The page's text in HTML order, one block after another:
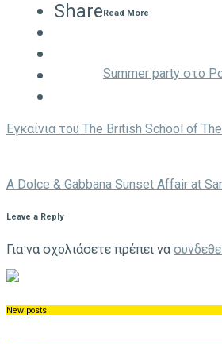
Share Read More
Summer party στο
Eγκαίνια του The British School of
A Dolce & Gabbana Sunset Affair at
Leave a Reply
Για να σχολιάσετε πρέπει να
New posts